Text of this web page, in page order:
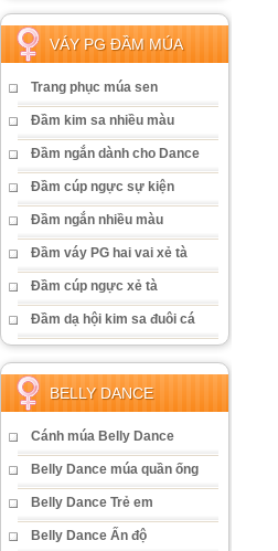
VÁY PG ĐẦM MÚA
Trang phục múa sen
Đầm kim sa nhiều màu
Đầm ngắn dành cho Dance
Đầm cúp ngực sự kiện
Đầm ngắn nhiều màu
Đầm váy PG hai vai xẻ tà
Đầm cúp ngực xẻ tà
Đầm dạ hội kim sa đuôi cá
BELLY DANCE
Cánh múa Belly Dance
Belly Dance múa quần ống
Belly Dance Trẻ em
Belly Dance Ấn độ